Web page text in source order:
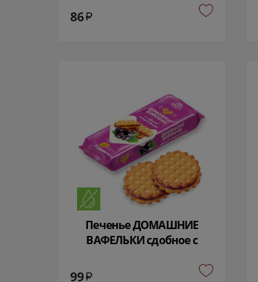
86
Печенье ДОМАШНИЕ
ВАФЕЛЬКИ сдобное с
99